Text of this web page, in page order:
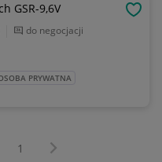
GSR-9,6V
do negocjacji
PRYWATNA
1 Następna strona